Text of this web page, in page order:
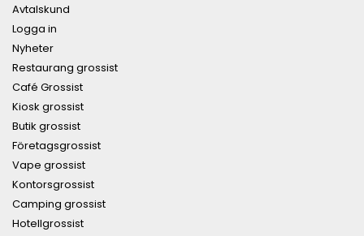
Avtalskund
Logga in
Nyheter
Restaurang grossist
Café Grossist
Kiosk grossist
Butik grossist
Företagsgrossist
Vape grossist
Kontorsgrossist
Camping grossist
Hotellgrossist